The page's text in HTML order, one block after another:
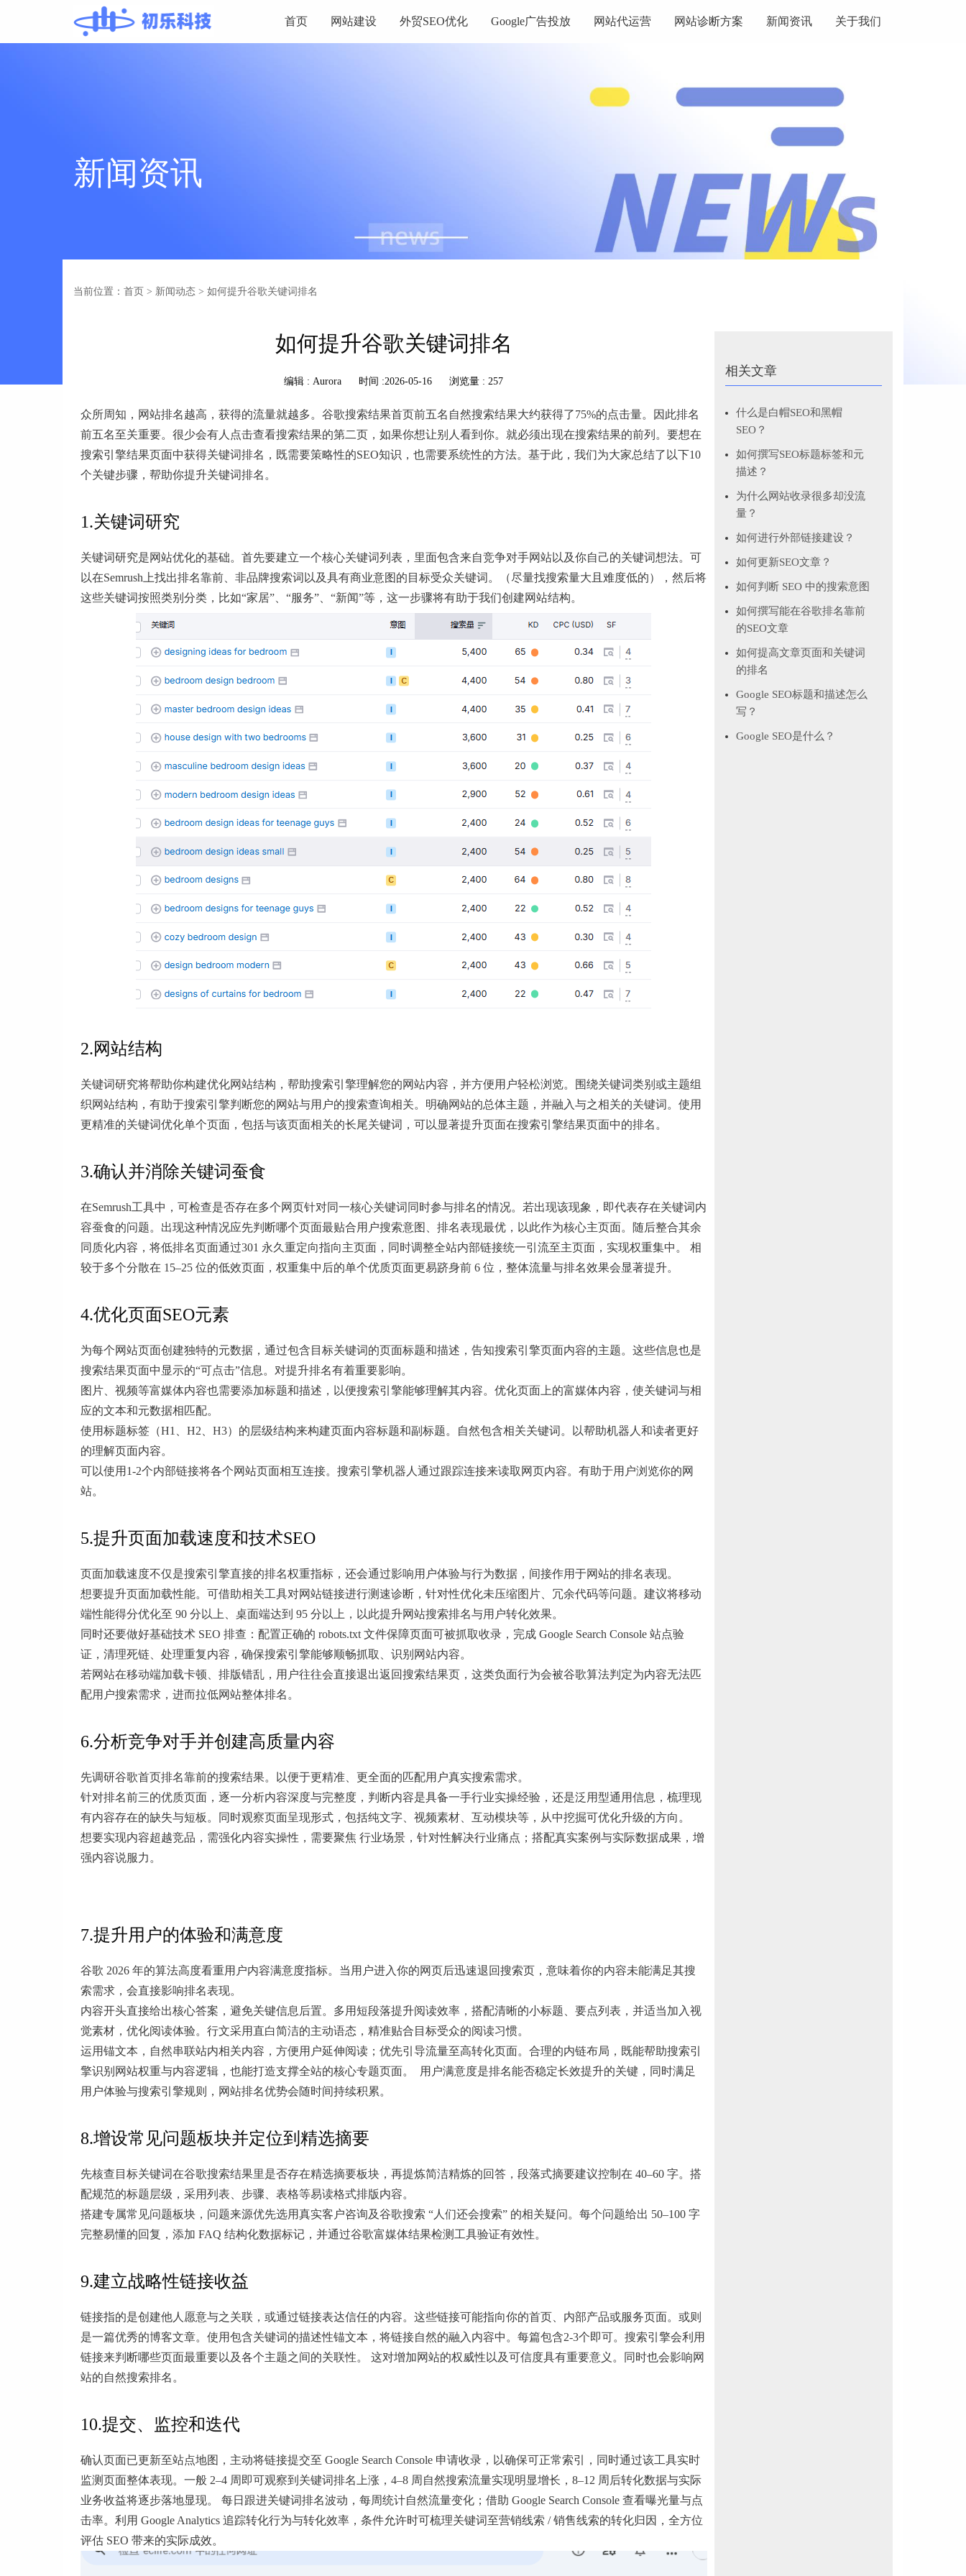
首页 网站建设 外贸SEO优化 Google广告投放 网站代运营 网站诊断方案 新闻资讯 关于我们
新闻资讯
当前位置：首页 > 新闻动态 > 如何提升谷歌关键词排名
如何提升谷歌关键词排名
编辑 :Aurora 时间 :2026-05-16 浏览量 : 257
众所周知，网站排名越高，获得的流量就越多。谷歌搜索结果首页前五名自然搜索结果大约获得了75%的点击量。因此排名
前五名至关重要。很少会有人点击查看搜索结果的第二页，如果你想让别人看到你。就必须出现在搜索结果的前列。要想在
搜索引擎结果页面中获得关键词排名，既需要策略性的SEO知识，也需要系统性的方法。基于此，我们为大家总结了以下10
个关键步骤，帮助你提升关键词排名。
1.关键词研究
关键词研究是网站优化的基础。首先要建立一个核心关键词列表，里面包含来自竞争对手网站以及你自己的关键词想法。可
以在Semrush上找出排名靠前、非品牌搜索词以及具有商业意图的目标受众关键词。（尽量找搜索量大且难度低的），然后将
这些关键词按照类别分类，比如“家居”、“服务”、“新闻”等，这一步骤将有助于我们创建网站结构。
2.网站结构
关键词研究将帮助你构建优化网站结构，帮助搜索引擎理解您的网站内容，并方便用户轻松浏览。围绕关键词类别或主题组
织网站结构，有助于搜索引擎判断您的网站与用户的搜索查询相关。明确网站的总体主题，并融入与之相关的关键词。使用
更精准的关键词优化单个页面，包括与该页面相关的长尾关键词，可以显著提升页面在搜索引擎结果页面中的排名。
3.确认并消除关键词蚕食
在Semrush工具中，可检查是否存在多个网页针对同一核心关键词同时参与排名的情况。若出现该现象，即代表存在关键词内
容蚕食的问题。出现这种情况应先判断哪个页面最贴合用户搜索意图、排名表现最优，以此作为核心主页面。随后整合其余
同质化内容，将低排名页面通过301 永久重定向指向主页面，同时调整全站内部链接统一引流至主页面，实现权重集中。 相
较于多个分散在 15–25 位的低效页面，权重集中后的单个优质页面更易跻身前 6 位，整体流量与排名效果会显著提升。
4.优化页面SEO元素
为每个网站页面创建独特的元数据，通过包含目标关键词的页面标题和描述，告知搜索引擎页面内容的主题。这些信息也是
搜索结果页面中显示的“可点击”信息。对提升排名有着重要影响。
图片、视频等富媒体内容也需要添加标题和描述，以便搜索引擎能够理解其内容。优化页面上的富媒体内容，使关键词与相
应的文本和元数据相匹配。
使用标题标签（H1、H2、H3）的层级结构来构建页面内容标题和副标题。自然包含相关关键词。以帮助机器人和读者更好
的理解页面内容。
可以使用1-2个内部链接将各个网站页面相互连接。搜索引擎机器人通过跟踪连接来读取网页内容。有助于用户浏览你的网
站。
5.提升页面加载速度和技术SEO
页面加载速度不仅是搜索引擎直接的排名权重指标，还会通过影响用户体验与行为数据，间接作用于网站的排名表现。
想要提升页面加载性能。可借助相关工具对网站链接进行测速诊断，针对性优化未压缩图片、冗余代码等问题。建议将移动
端性能得分优化至 90 分以上、桌面端达到 95 分以上，以此提升网站搜索排名与用户转化效果。
同时还要做好基础技术 SEO 排查：配置正确的 robots.txt 文件保障页面可被抓取收录，完成 Google Search Console 站点验
证，清理死链、处理重复内容，确保搜索引擎能够顺畅抓取、识别网站内容。
若网站在移动端加载卡顿、排版错乱，用户往往会直接退出返回搜索结果页，这类负面行为会被谷歌算法判定为内容无法匹
配用户搜索需求，进而拉低网站整体排名。
6.分析竞争对手并创建高质量内容
先调研谷歌首页排名靠前的搜索结果。以便于更精准、更全面的匹配用户真实搜索需求。
针对排名前三的优质页面，逐一分析内容深度与完整度，判断内容是具备一手行业实操经验，还是泛用型通用信息，梳理现
有内容存在的缺失与短板。同时观察页面呈现形式，包括纯文字、视频素材、互动模块等，从中挖掘可优化升级的方向。
想要实现内容超越竞品，需强化内容实操性，需要聚焦 行业场景，针对性解决行业痛点；搭配真实案例与实际数据成果，增
强内容说服力。
7.提升用户的体验和满意度
谷歌 2026 年的算法高度看重用户内容满意度指标。当用户进入你的网页后迅速退回搜索页，意味着你的内容未能满足其搜
索需求，会直接影响排名表现。
内容开头直接给出核心答案，避免关键信息后置。多用短段落提升阅读效率，搭配清晰的小标题、要点列表，并适当加入视
觉素材，优化阅读体验。行文采用直白简洁的主动语态，精准贴合目标受众的阅读习惯。
运用锚文本，自然串联站内相关内容，方便用户延伸阅读；优先引导流量至高转化页面。合理的内链布局，既能帮助搜索引
擎识别网站权重与内容逻辑，也能打造支撑全站的核心专题页面。 用户满意度是排名能否稳定长效提升的关键，同时满足
用户体验与搜索引擎规则，网站排名优势会随时间持续积累。
8.增设常见问题板块并定位到精选摘要
先核查目标关键词在谷歌搜索结果里是否存在精选摘要板块，再提炼简洁精炼的回答，段落式摘要建议控制在 40–60 字。搭
配规范的标题层级，采用列表、步骤、表格等易读格式排版内容。
搭建专属常见问题板块，问题来源优先选用真实客户咨询及谷歌搜索 “人们还会搜索” 的相关疑问。每个问题给出 50–100 字
完整易懂的回复，添加 FAQ 结构化数据标记，并通过谷歌富媒体结果检测工具验证有效性。
9.建立战略性链接收益
链接指的是创建他人愿意与之关联，或通过链接表达信任的内容。这些链接可能指向你的首页、内部产品或服务页面。或则
是一篇优秀的博客文章。使用包含关键词的描述性锚文本，将链接自然的融入内容中。每篇包含2-3个即可。搜索引擎会利用
链接来判断哪些页面最重要以及各个主题之间的关联性。 这对增加网站的权威性以及可信度具有重要意义。同时也会影响网
站的自然搜索排名。
10.提交、监控和迭代
确认页面已更新至站点地图，主动将链接提交至 Google Search Console 申请收录，以确保可正常索引，同时通过该工具实时
监测页面整体表现。一般 2–4 周即可观察到关键词排名上涨，4–8 周自然搜索流量实现明显增长，8–12 周后转化数据与实际
业务收益将逐步落地显现。 每日跟进关键词排名波动，每周统计自然流量变化；借助 Google Search Console 查看曝光量与点
击率。利用 Google Analytics 追踪转化行为与转化效率，条件允许时可梳理关键词至营销线索 / 销售线索的转化归因，全方位
评估 SEO 带来的实际成效。
相关文章
什么是白帽SEO和黑帽
SEO？
如何撰写SEO标题标签和元
描述？
为什么网站收录很多却没流
量？
如何进行外部链接建设？
如何更新SEO文章？
如何判断 SEO 中的搜索意图
如何撰写能在谷歌排名靠前
的SEO文章
如何提高文章页面和关键词
的排名
Google SEO标题和描述怎么
写？
Google SEO是什么？